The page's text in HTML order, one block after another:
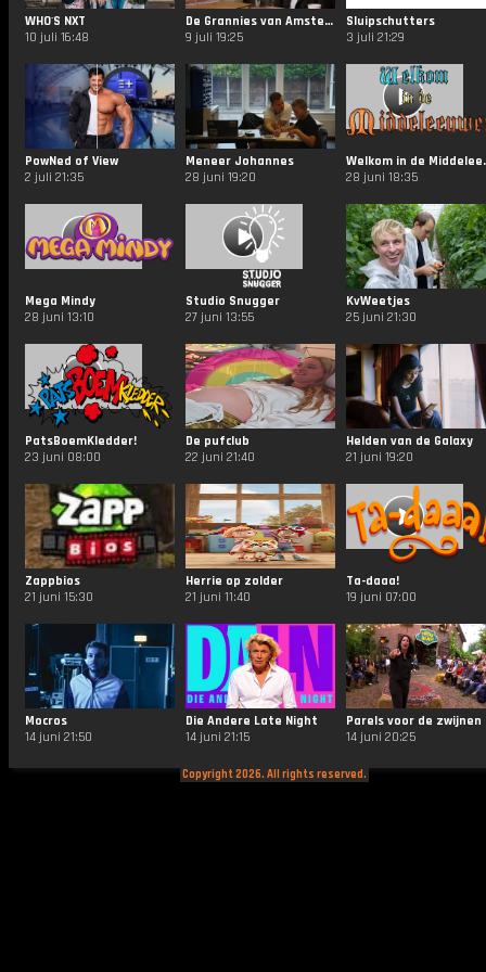
WHO'S NXT
10 juli 16:48
De Grannies van Amsterdam
9 juli 19:25
Sluipschutters
3 juli 21:29
PowNed of View
2 juli 21:35
Meneer Johannes
28 juni 19:20
28 juni 18:35
Mega Mindy
28 juni 13:10
Studio Snugger
27 juni 13:55
KvWeetjes
25 juni 21:30
PatsBoemKledder!
23 juni 08:00
De pufclub
22 juni 21:40
Helden van de Galaxy
21 juni 19:20
Zappbios
21 juni 15:30
Herrie op zolder
21 juni 11:40
Ta-daaa!
19 juni 07:00
Mocros
14 juni 21:50
Die Andere Late Night
14 juni 21:15
Parels voor de zwijnen
14 juni 20:25
Copyright 2026. All rights reserved.